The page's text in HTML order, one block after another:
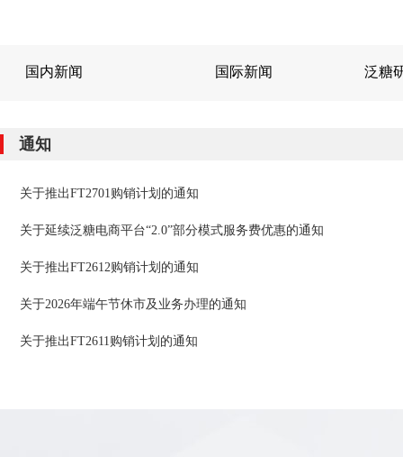
国内新闻 国际新闻 泛糖
通知
关于推出FT2701购销计划的通知
关于延续泛糖电商平台“2.0”部分模式服务费优惠的通知
关于推出FT2612购销计划的通知
关于2026年端午节休市及业务办理的通知
关于推出FT2611购销计划的通知